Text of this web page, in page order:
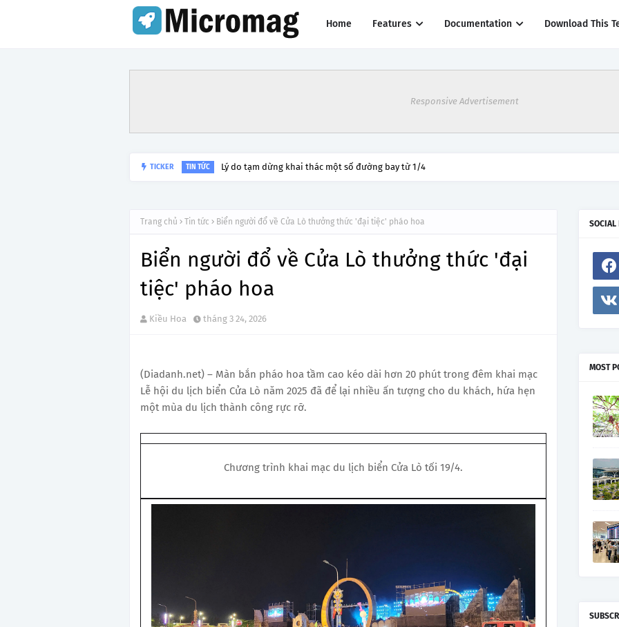
Home Features Documentation Download This
Responsive Advertisement
TICKER TIN TỨC Lý do tạm dừng khai thác một số đường bay từ 1/4
Trang chủ Tin tức Biển người đổ về Cửa Lò thưởng thức 'đại tiệc' pháo hoa
Biển người đổ về Cửa Lò thưởng thức 'đại
tiệc' pháo hoa
Kiều Hoa tháng 3 24, 2026
(Diadanh.net) – Màn bắn pháo hoa tầm cao kéo dài hơn 20 phút trong đêm khai mạc
Lễ hội du lịch biển Cửa Lò năm 2025 đã để lại nhiều ấn tượng cho du khách, hứa hẹn
một mùa du lịch thành công rực rỡ.
Chương trình khai mạc du lịch biển Cửa Lò tối 19/4.
SOCIAL
MOST